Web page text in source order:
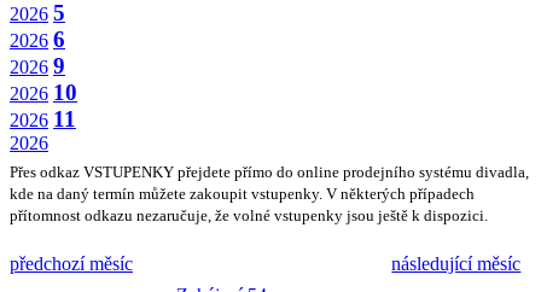
2026 5
2026 6
2026 9
2026 10
2026 11
2026
Přes odkaz VSTUPENKY přejdete přímo do online prodejního systému divadla,
kde na daný termín můžete zakoupit vstupenky. V některých případech
přítomnost odkazu nezaručuje, že volné vstupenky jsou ještě k dispozici.
předchozí měsíc následující měsíc